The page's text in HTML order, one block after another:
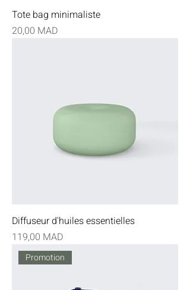
Tote bag minimaliste
Prix
20,00 MAD
Diffuseur d'huiles essentielles
Prix
119,00 MAD
Promotion